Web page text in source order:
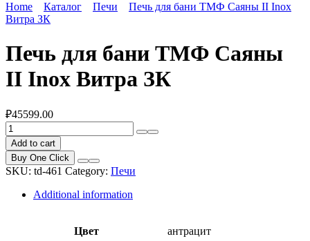
Home Каталог Печи
Печь для бани ТМФ Саяны II Inox
Витра ЗК
Печь для бани ТМФ Саяны
II Inox Витра ЗК
₽45599.00
Печь
для
бани
ТМФ
Саяны
Add to cart
Buy One Click
SKU: td-461 Category: Печи
Additional information
Цвет антрацит